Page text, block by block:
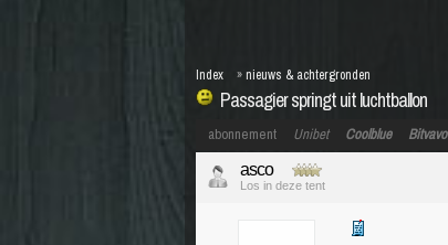
Passagier springt uit luchtballon
Index » nieuws & achtergronden
abonnement Unibet Coolblue Bitvavo
asco
Los in deze tent